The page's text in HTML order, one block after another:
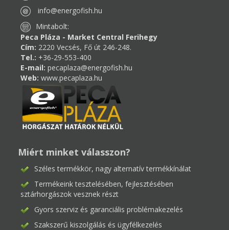
info@energofish.hu
Mintabolt:
Peca Pláza - Market Central Ferihegy
Cím: 2220 Vecsés, Fő út 246-248.
Tel.: +36-29-553-400
E-mail: pecaplaza@energofish.hu
Web: www.pecaplaza.hu
Miért minket válasszon?
Széles termékkör, nagy alternatív termékkínálat
Termékeink tesztelésében, fejlesztésében
sztárhorgászok vesznek részt
Gyors szerviz és garanciális problémakezelés
Szakszerű kiszolgálás és ügyfélkezelés